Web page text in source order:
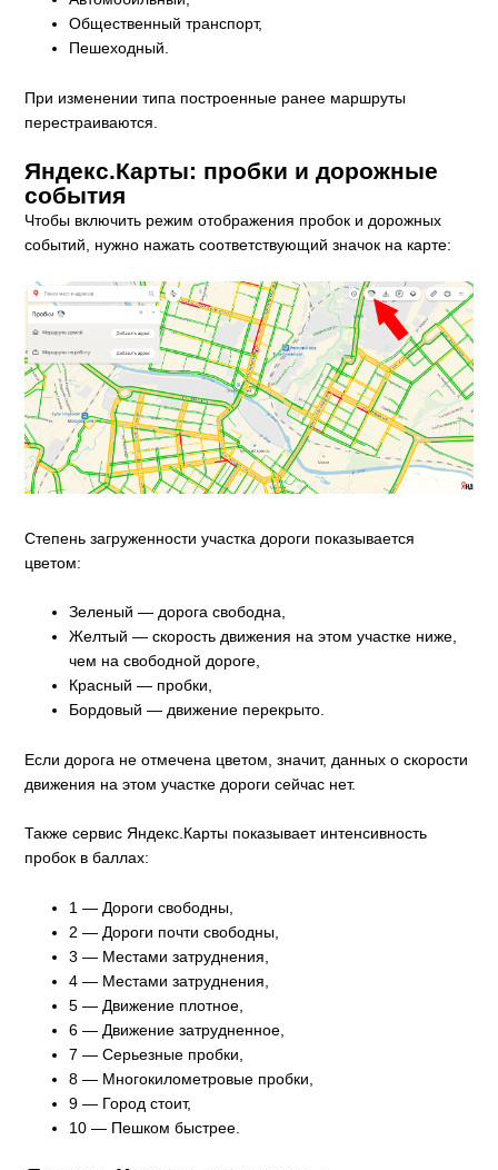
Общественный транспорт,
Пешеходный.
При изменении типа построенные ранее маршруты
перестраиваются.
Яндекс.Карты: пробки и дорожные
события
Чтобы включить режим отображения пробок и дорожных
событий, нужно нажать соответствующий значок на карте:
Степень загруженности участка дороги показывается
цветом:
Зеленый — дорога свободна,
Желтый — скорость движения на этом участке ниже,
чем на свободной дороге,
Красный — пробки,
Бордовый — движение перекрыто.
Если дорога не отмечена цветом, значит, данных о скорости
движения на этом участке дороги сейчас нет.
Также сервис Яндекс.Карты показывает интенсивность
пробок в баллах:
1 — Дороги свободны,
2 — Дороги почти свободны,
3 — Местами затруднения,
4 — Местами затруднения,
5 — Движение плотное,
6 — Движение затрудненное,
7 — Серьезные пробки,
8 — Многокилометровые пробки,
9 — Город стоит,
10 — Пешком быстрее.